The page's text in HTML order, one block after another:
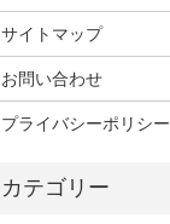
サイトマップ
お問い合わせ
プライバシーポリシー